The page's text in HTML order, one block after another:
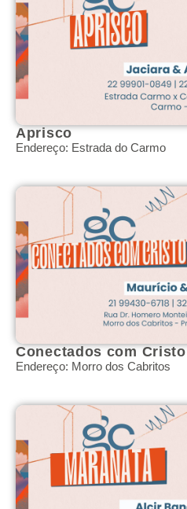
Aprisco
Endereço: Estrada do Carmo
Conectados com Cristo
Endereço: Morro dos Cabritos